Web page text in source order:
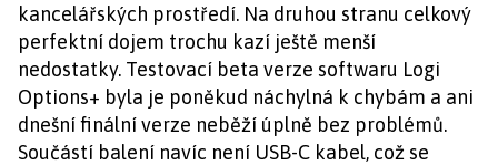
kancelářských prostředí. Na druhou stranu celkový
perfektní dojem trochu kazí ještě menší
nedostatky. Testovací beta verze softwaru Logi
Options+ byla je poněkud náchylná k chybám a ani
dnešní finální verze neběží úplně bez problémů.
Součástí balení navíc není USB-C kabel, což se